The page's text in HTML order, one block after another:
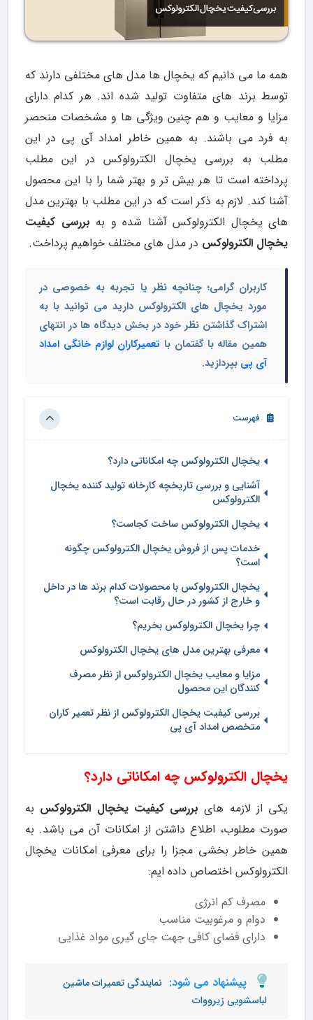
همه ما می دانیم که یخچال ها مدل های مختلفی دارند که
توسط برند های متفاوت تولید شده اند. هر کدام دارای
مزایا و معایب و هم چنین ویژگی ها و مشخصات منحصر
به فرد می باشند. به همین خاطر امداد آی پی در این
مطلب به بررسی یخچال الکترولوکس در این مطلب
پرداخته است تا هر بیش تر و بهتر شما را با این محصول
آشنا کند. لازم به ذکر است که در این مطلب با بهترین مدل
های یخچال الکترولوکس آشنا شده و به بررسی کیفیت
یخچال الکترولوکس در مدل های مختلف خواهیم پرداخت.
کاربران گرامی؛ چنانچه نظر یا تجربه به خصوصی در
مورد یخچال های الکترولوکس دارید می توانید با به
اشتراک گذاشتن نظر خود در بخش دیدگاه ها در انتهای
همین مقاله با گفتمان با تعمیرکاران لوازم خانگی امداد
آی پی بپردازید.
فهرست
یخچال الکترولوکس چه امکاناتی دارد؟
آشنایی و بررسی تاریخچه کارخانه تولید کننده یخچال
الکترولوکس
یخچال الکترولوکس ساخت کجاست؟
خدمات پس از فروش یخچال الکترولوکس چگونه
است؟
یخچال الکترولوکس با محصولات کدام برند ها در داخل
و خارج از کشور در حال رقابت است؟
چرا یخچال الکترولوکس بخریم؟
معرفی بهترین مدل های یخچال الکترولوکس
مزایا و معایب یخچال الکترولوکس از نظر مصرف
کنندگان این محصول
بررسی کیفیت یخچال الکترولوکس از نظر تعمیر کاران
متخصص امداد آی پی
یخچال الکترولوکس چه امکاناتی دارد؟
یکی از لازمه هایبررسی کیفیت یخچال الکترولوکس به
صورت مطلوب، اطلاع داشتن از امکانات آن می باشد. به
همین خاطر بخشی مجزا را برای معرفی امکانات یخچال
الکترولوکس اختصاص داده ایم:
مصرف کم انرژی
دوام و مرغوبیت مناسب
دارای فضای کافی جهت جای گیری مواد غذایی
پیشنهاد می شود: نمایندگی تعمیرات ماشین
لباسشویی زیرووات